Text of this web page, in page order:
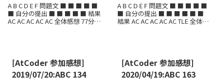
A B C D E F 問題文 ■ ■ ■ ■ ■
■ 自分の提出 ■ ■ ■ ■ ■ 結果
AC AC AC AC AC 全体感想 77分5
A B C D E F 問題文 ■ ■ ■ ■ ■
■ 自分の提出 ■ ■ ■ ■ ■ ■
結果 AC AC AC AC AC TLE 全体感
[AtCoder 参加感想]
2019/07/20:ABC 134
[AtCoder 参加感想]
2020/04/19:ABC 163